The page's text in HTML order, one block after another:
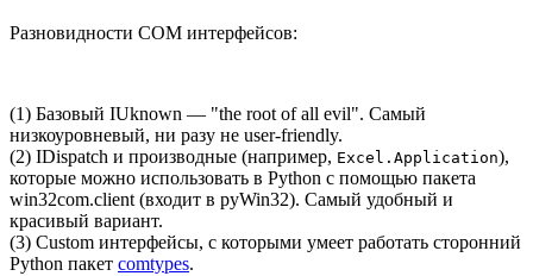
Разновидности COM интерфейсов:
(1) Базовый IUknown — "the root of all evil". Самый
низкоуровневый, ни разу не user-friendly.
(2) IDispatch и производные (например, Excel.Application),
которые можно использовать в Python с помощью пакета
win32com.client (входит в pyWin32). Самый удобный и
красивый вариант.
(3) Custom интерфейсы, с которыми умеет работать сторонний
Python пакет comtypes.